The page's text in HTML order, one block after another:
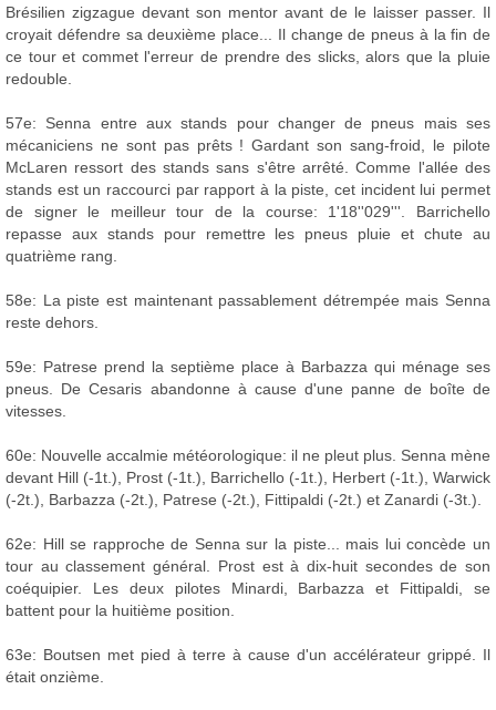
Brésilien zigzague devant son mentor avant de le laisser passer. Il
croyait défendre sa deuxième place... Il change de pneus à la fin de
ce tour et commet l'erreur de prendre des slicks, alors que la pluie
redouble.
57e: Senna entre aux stands pour changer de pneus mais ses
mécaniciens ne sont pas prêts ! Gardant son sang-froid, le pilote
McLaren ressort des stands sans s'être arrêté. Comme l'allée des
stands est un raccourci par rapport à la piste, cet incident lui permet
de signer le meilleur tour de la course: 1'18''029'''. Barrichello
repasse aux stands pour remettre les pneus pluie et chute au
quatrième rang.
58e: La piste est maintenant passablement détrempée mais Senna
reste dehors.
59e: Patrese prend la septième place à Barbazza qui ménage ses
pneus. De Cesaris abandonne à cause d'une panne de boîte de
vitesses.
60e: Nouvelle accalmie météorologique: il ne pleut plus. Senna mène
devant Hill (-1t.), Prost (-1t.), Barrichello (-1t.), Herbert (-1t.), Warwick
(-2t.), Barbazza (-2t.), Patrese (-2t.), Fittipaldi (-2t.) et Zanardi (-3t.).
62e: Hill se rapproche de Senna sur la piste... mais lui concède un
tour au classement général. Prost est à dix-huit secondes de son
coéquipier. Les deux pilotes Minardi, Barbazza et Fittipaldi, se
battent pour la huitième position.
63e: Boutsen met pied à terre à cause d'un accélérateur grippé. Il
était onzième.